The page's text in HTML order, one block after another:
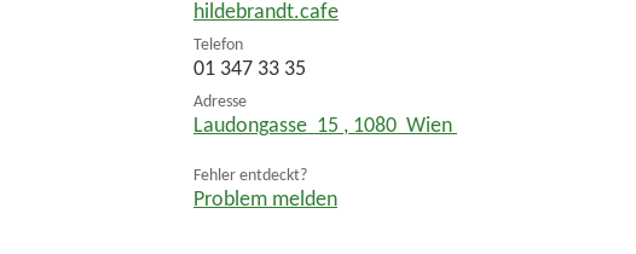
hildebrandt.cafe
Telefon
01 347 33 35
Adresse
Laudongasse 15 , 1080 Wien
Fehler entdeckt?
Problem melden